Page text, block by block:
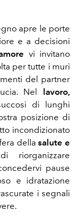
apre le porte
e a decisioni
vi invitano
per tutte i muri
del partner
Nel lavoro,
di lunghi
posizione di
incondizionato
dellasalute e
pause
e idratazione
i segnali